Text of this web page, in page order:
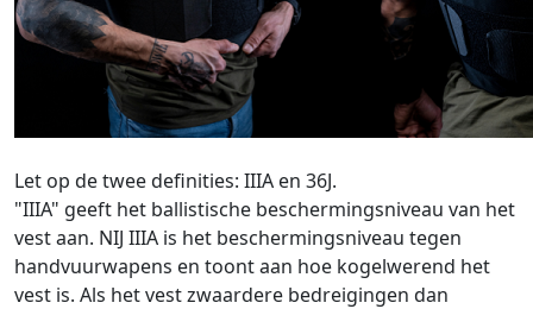
Let op de twee definities: IIIA en 36J.
"IIIA" geeft het ballistische beschermingsniveau van het
vest aan. NIJ IIIA is het beschermingsniveau tegen
handvuurwapens en toont aan hoe kogelwerend het
vest is. Als het vest zwaardere bedreigingen dan